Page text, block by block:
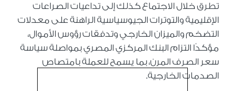
تطرق خلال الاجتماع كذلك إلى تداعيات الصراعات
الإقليمية والتوترات الجيوسياسية الراهنة على معدلات
التضخم والميزان الخارجي وتدفقات رؤوس الأموال،
مؤكدًا التزام البنك المركزي المصري بمواصلة سياسة
سعر الصرف المرن، بما يسمح للعملة بامتصاص
الصدمات الخارجية.